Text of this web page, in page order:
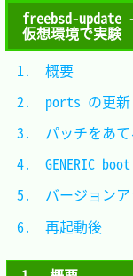
freebsd-update
仮想環境で実験